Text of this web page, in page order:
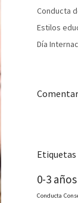
Conducta
Estilos
Día
Etiquetas
0-3 años
Conducta